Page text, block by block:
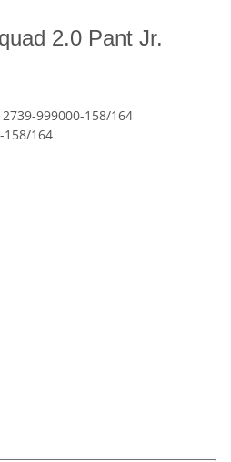
2.0 Pant Jr.
999000-158/164
158/164